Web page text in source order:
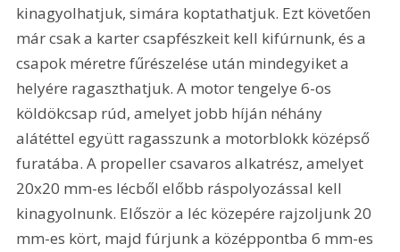
kinagyolhatjuk, simára koptathatjuk. Ezt követően
már csak a karter csapfészkeit kell kifúrnunk, és a
csapok méretre fűrészelése után mindegyiket a
helyére ragaszthatjuk. A motor tengelye 6-os
köldökcsap rúd, amelyet jobb híján néhány
alátéttel együtt ragasszunk a motorblokk középső
furatába. A propeller csavaros alkatrész, amelyet
20x20 mm-es lécből előbb ráspolyozással kell
kinagyolnunk. Először a léc közepére rajzoljunk 20
mm-es kört, majd fúrjunk a középpontba 6 mm-es